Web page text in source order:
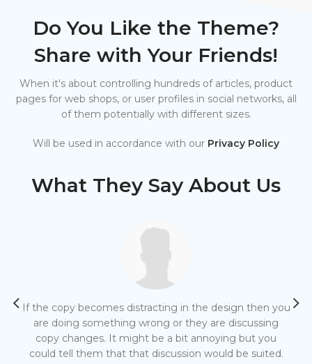
Do You Like the Theme?
Share with Your Friends!
When it's about controlling hundreds of articles, product
pages for web shops, or user profiles in social networks, all
of them potentially with different sizes.
Will be used in accordance with our Privacy Policy
What They Say About Us
If the copy becomes distracting in the design then you
are doing something wrong or they are discussing
copy changes. It might be a bit annoying but you
could tell them that that discussion would be suited.
At